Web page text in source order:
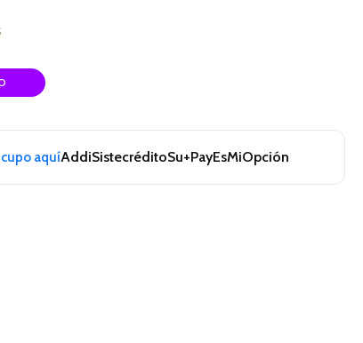
aquíAddiSistecréditoSu+PayEsMiOpción